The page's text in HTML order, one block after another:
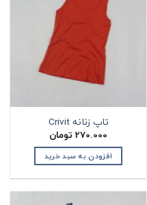
تاپ زنانه Crivit
270.000 تومان
افزودن به سبد خرید